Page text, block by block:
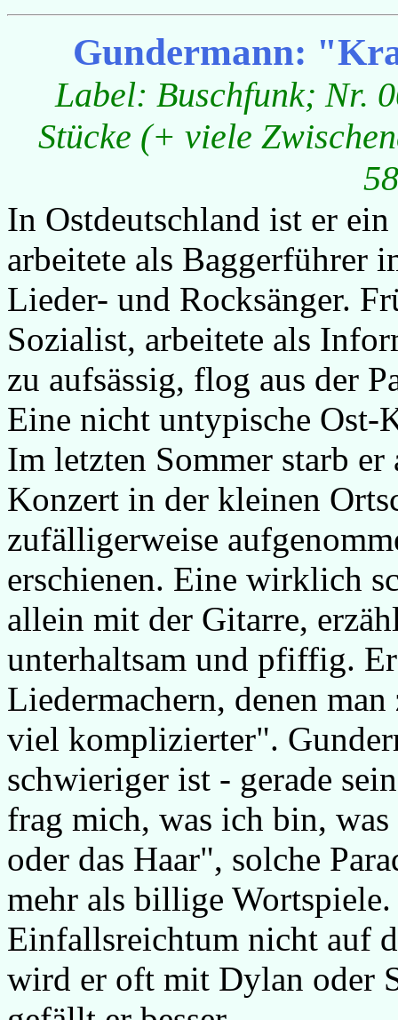
Gundermann:
Label: Buschfunk; Nr.
Stücke (+ viele
In Ostdeutschland ist er
arbeitete als Baggerführer
Lieder- und Rocksänger.
Sozialist, arbeitete als
zu aufsässig, flog aus der
Eine nicht untypische Ost-
Im letzten Sommer starb
Konzert in der kleinen
zufälligerweise
erschienen. Eine wirklich
allein mit der Gitarre,
unterhaltsam und pfiffig.
Liedermachern, denen
viel komplizierter".
schwieriger ist - gerade
frag mich, was ich bin,
oder das Haar", solche
mehr als billige
Einfallsreichtum nicht auf
wird er oft mit Dylan oder